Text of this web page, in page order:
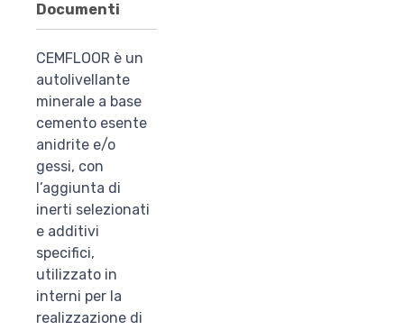
Documenti
CEMFLOOR è un
autolivellante
minerale a base
cemento esente
anidrite e/o
gessi, con
l’aggiunta di
inerti selezionati
e additivi
specifici,
utilizzato in
interni per la
realizzazione di